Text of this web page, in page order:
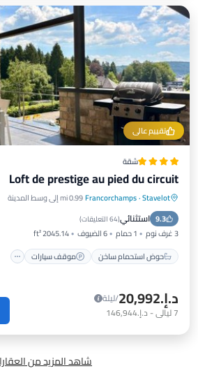
تقييم عالي
شقة
Loft de prestige au pied du circuit
Stavelot
·
Francorchamps0.99 mi إلى وسط المدينة
9.3 استثنائي(64 التعليقات )
3 غرف نوم 1 حمام 6 الضيوف
2045.14 ft²
حوض استحمام ساخن
موقف سيارات
حوض استحمام ساخن
موقف
شرفة / تراس
د.إ.‏20,992
/ليلة
7ليالي- د.إ.‏146,944
شاهد المزيد من